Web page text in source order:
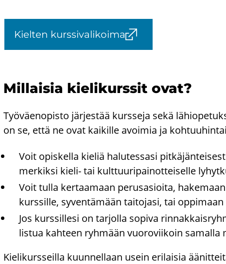
Kiel­ten kurs­si­va­li­koi­ma
Mil­lai­sia kie­li­kurs­sit ovat?
Työ­väen­opis­to jär­jes­tää kurs­se­ja sekä
on se, että ne ovat kai­kil­le avoi­mia ja
Voit opis­kel­la kie­liä ha­lu­tes­sa­si
mer­kik­si kieli-​ tai kult­tuu­ri­pai­not­tei­sel­le
Voit tulla ker­taa­maan pe­rus­asioi­ta,
kurs­sil­le, sy­ven­tä­mään tai­to­ja­si, tai
Jos kurs­sil­le­si on tar­jol­la so­pi­va
lis­tua kah­teen ryh­mään vuo­ro­vii­koin sa­mal­la
Kie­li­kurs­seil­la kuun­nel­laan usein eri­lai­sia